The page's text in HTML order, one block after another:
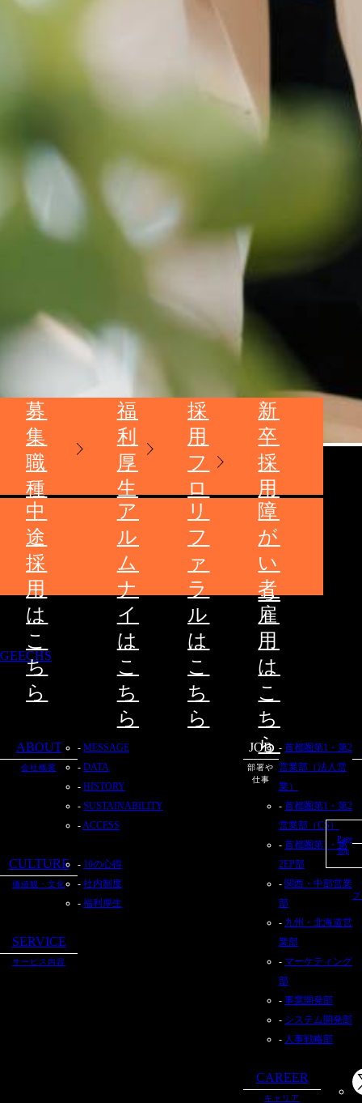
募
集
職
種
福
利
厚
生
採
用
フ
ロ
ー
新
卒
採
用
は
こ
ち
ら
中
途
採
用
は
こ
ち
ら
ア
ル
ム
ナ
イ
は
こ
ち
ら
リ
フ
ァ
ラ
ル
は
こ
ち
ら
障
が
い
者
雇
用
は
こ
ち
ら
GEECHS
ABOUT
会社概要
MESSAGE
DATA
HISTORY
SUSTAINABILITY
ACCESS
CULTURE
価値観・文化
10の心得
社内制度
福利厚生
SERVICE
サービス内容
JOB
部署や
仕事
首都圏第1・第2
営業部（法人営
業）
首都圏第1・第2
営業部（CS）
首都圏第1・第
2EP部
関西・中部営業
部
九州・北海道営
業部
マーケティング
部
事業開発部
システム開発部
人事戦略部
CAREER
キャリア
Page
Top